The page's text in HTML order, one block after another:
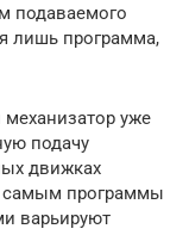
подаваемого
лишь программа,
уже
подачу
движках
самым программы
варьируют